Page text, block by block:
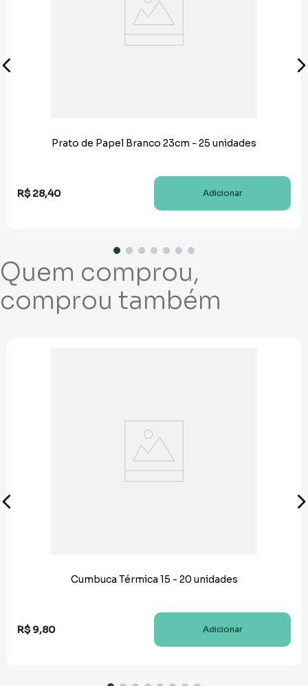
Prato de Papel Branco 23cm - 25 unidades
R$ 28,40 Adicionar
Quem comprou,
comprou também
Cumbuca Térmica 15 - 20 unidades
R$ 9,80 Adicionar